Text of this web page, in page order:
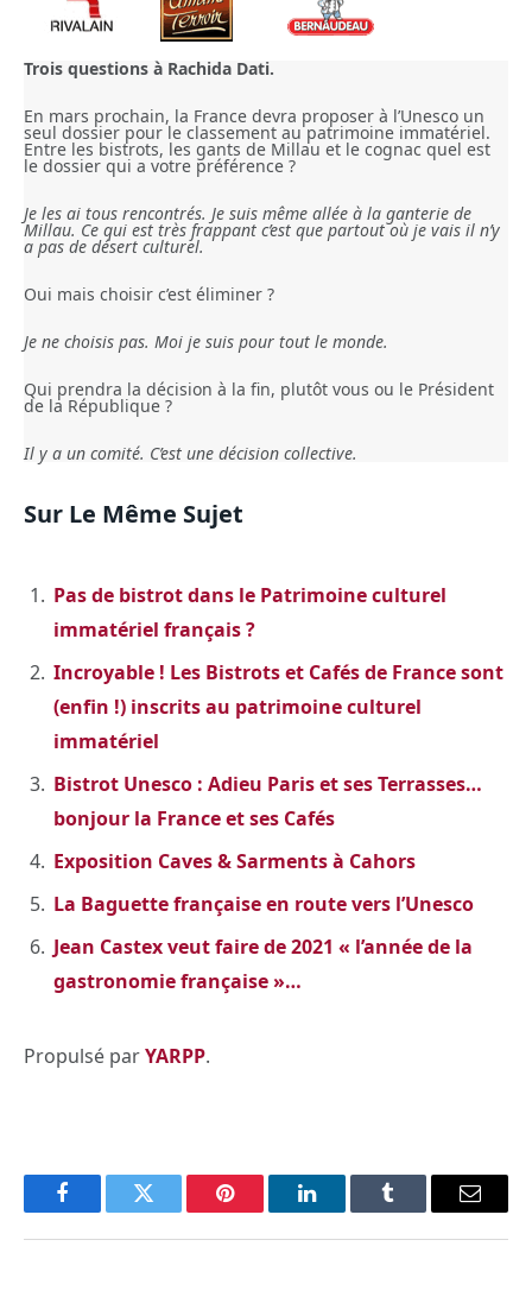
Trois questions à Rachida Dati.
En mars prochain, la France devra proposer à l’Unesco un
seul dossier pour le classement au patrimoine immatériel.
Entre les bistrots, les gants de Millau et le cognac quel est
le dossier qui a votre préférence ?
Je les ai tous rencontrés. Je suis même allée à la ganterie de
Millau. Ce qui est très frappant c’est que partout où je vais il n’y
a pas de désert culturel.
Oui mais choisir c’est éliminer ?
Je ne choisis pas. Moi je suis pour tout le monde.
Qui prendra la décision à la fin, plutôt vous ou le Président
de la République ?
Il y a un comité. C’est une décision collective.
Sur Le Même Sujet
Pas de bistrot dans le Patrimoine culturel
immatériel français ?
Incroyable ! Les Bistrots et Cafés de France sont
(enfin !) inscrits au patrimoine culturel
immatériel
Bistrot Unesco : Adieu Paris et ses Terrasses…
bonjour la France et ses Cafés
Exposition Caves & Sarments à Cahors
La Baguette française en route vers l’Unesco
Jean Castex veut faire de 2021 « l’année de la
gastronomie française »…
Propulsé parYARPP.
FacebookTwitter Pinterest LinkedInTumblr Email